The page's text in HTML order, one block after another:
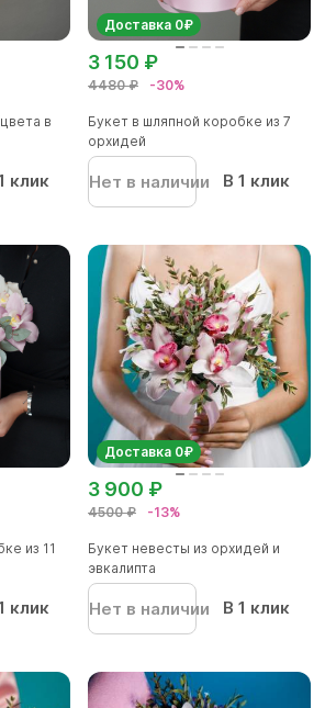
в
клик
Доставка 0₽
4480 ₽ -30%
3 150 ₽
Букет в шляпной коробке из 7
орхидей
Нет в наличии В 1 клик
из 11
клик
Доставка 0₽
4500 ₽ -13%
3 900 ₽
Букет невесты из орхидей и
эвкалипта
Нет в наличии В 1 клик